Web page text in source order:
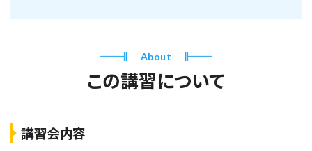
About
この講習について
講習会内容